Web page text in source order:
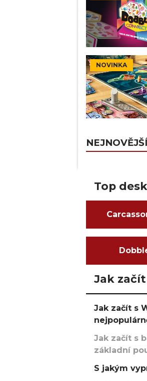
NOVINKA
Top
Jak začít
Jak začít s
Jak začít s
základní
S jakým